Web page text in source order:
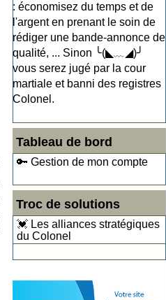
: économisez du temps et de
l'argent en prenant le soin de
rédiger une bande-annonce de
qualité, ... Sinon ╰(◣﹏◢)╯
vous serez jugé par la cour
martiale et banni des registres
Colonel.
Tableau de bord
🔑 Gestion de mon compte
Troc de solutions
💓 Les alliances stratégiques
du Colonel